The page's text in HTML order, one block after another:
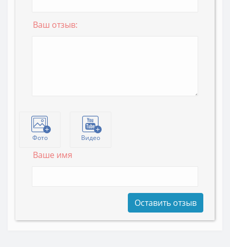
Ваш отзыв:
Фото Видео
Ваше имя
Оставить отзыв